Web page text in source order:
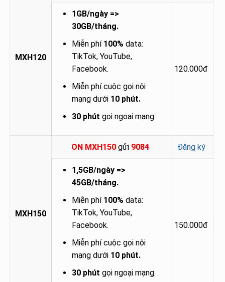
MXH120
1GB/ngày =>
30GB/tháng.
Miễn phí 100% data:
TikTok, YouTube,
Facebook.
Miễn phí cuộc gọi nội
mạng dưới 10 phút.
30 phút gọi ngoại mạng.
120.000đ
MXH150
ON MXH150 gửi 9084 Đăng ký
1,5GB/ngày =>
45GB/tháng.
Miễn phí 100% data:
TikTok, YouTube,
Facebook.
Miễn phí cuộc gọi nội
mạng dưới 10 phút.
30 phút gọi ngoại mạng.
150.000đ